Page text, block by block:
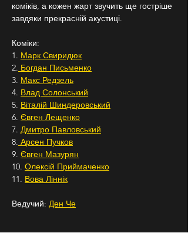
коміків, а кожен жарт звучить ще гостріше
завдяки прекрасній акустиці.
Коміки:
1. Марк Свиридюк
2. Богдан Письменко
3. Макс Редзель
4. Влад Солонський
5. Віталій Шиндеровський
6. Євген Лещенко
7. Дмитро Павловський
8. Арсен Пучков
9. Євген Мазурян
10. Олексій Приймаченко
11. Вова Ліннік
Ведучий: Ден Че